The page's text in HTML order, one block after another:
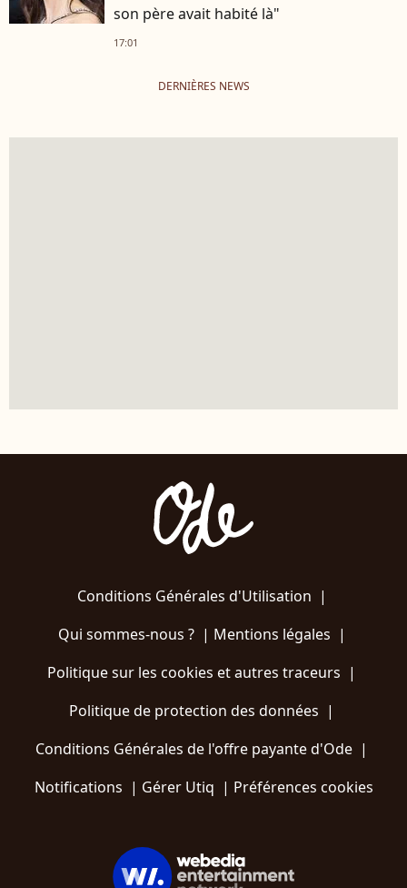
son père avait habité là"
17:01
DERNIÈRES NEWS
Conditions Générales d'Utilisation |
Qui sommes-nous ?| Mentions légales |
Politique sur les cookies et autres traceurs |
Politique de protection des données |
Conditions Générales de l'offre payante d'Ode |
Notifications | Gérer Utiq | Préférences cookies